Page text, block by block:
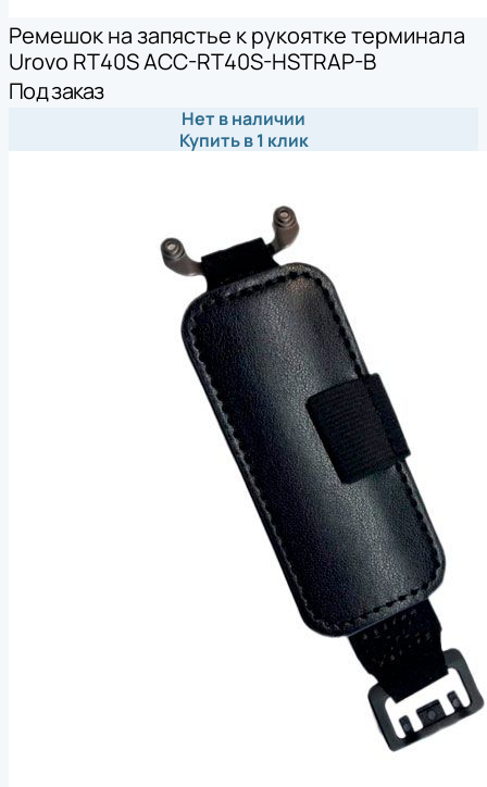
Ремешок на запястье к рукоятке терминала
Urovo RT40S ACC-RT40S-HSTRAP-B
Под заказ
Нет в наличии
Купить в 1 клик